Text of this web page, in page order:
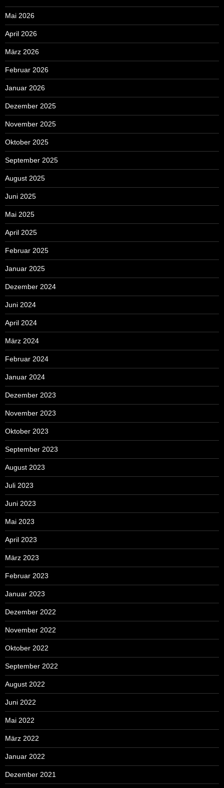
Mai 2026
April 2026
März 2026
Februar 2026
Januar 2026
Dezember 2025
November 2025
Oktober 2025
September 2025
August 2025
Juni 2025
Mai 2025
April 2025
Februar 2025
Januar 2025
Dezember 2024
Juni 2024
April 2024
März 2024
Februar 2024
Januar 2024
Dezember 2023
November 2023
Oktober 2023
September 2023
August 2023
Juli 2023
Juni 2023
Mai 2023
April 2023
März 2023
Februar 2023
Januar 2023
Dezember 2022
November 2022
Oktober 2022
September 2022
August 2022
Juni 2022
Mai 2022
März 2022
Januar 2022
Dezember 2021